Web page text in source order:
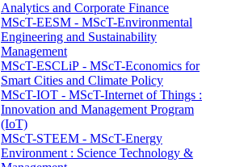
Analytics and Corporate Finance
MScT-EESM - MScT-Environmental
Engineering and Sustainability
Management
MScT-ESCLiP - MScT-Economics for
Smart Cities and Climate Policy
MScT-IOT - MScT-Internet of Things :
Innovation and Management Program
(IoT)
MScT-STEEM - MScT-Energy
Environment : Science Technology &